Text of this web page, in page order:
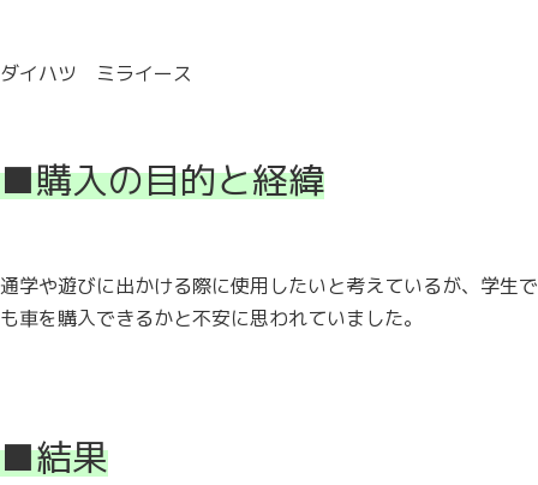
ダイハツ ミライース
■購入の目的と経緯
通学や遊びに出かける際に使用したいと考えているが、学生で
も車を購入できるかと不安に思われていました。
■結果